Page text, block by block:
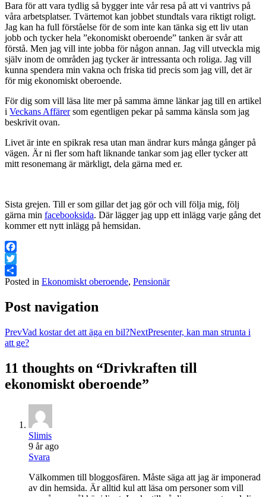
Bara för att vara tydlig så bygger inte vår resa på att vi vantrivs på
våra arbetsplatser. Tvärtemot kan jobbet stundtals vara riktigt roligt.
Jag kan ha full förståelse för de som inte kan tänka sig ett liv utan
jobb och tycker hela ”ekonomiskt oberoende” tanken är svår att
förstå. Men jag vill inte jobba för någon annan. Jag vill utveckla mig
själv inom de områden jag tycker är intressanta och roliga. Jag vill
kunna spendera min vakna och friska tid precis som jag vill, det är
för mig ekonomiskt oberoende.
För dig som vill läsa lite mer på samma ämne länkar jag till en artikel
i Veckans Affärersom egentligen pekar på samma känsla som jag
beskrivit ovan.
Livet är inte en spikrak resa utan man ändrar kurs många gånger på
vägen. Är ni fler som haft liknande tankar som jag eller tycker att
mitt resonemang är märkligt, dela gärna med er.
Sista grejen. Till er som gillar det jag gör och vill följa mig, följ
gärna min facebooksida. Där lägger jag upp ett inlägg varje gång det
kommer ett nytt inlägg på hemsidan.
Facebook
Twitter
Dela
Posted in Ekonomiskt oberoende, Pensionär
Post navigation
PrevVad kostar det att äga en bil?NextPresenter, kan man strunta i
att ge?
11 thoughts on “Drivkraften till
ekonomiskt oberoende”
Slimis
9 år ago
Svara
Välkommen till bloggosfären. Måste säga att jag är imponerad
av din hemsida. Är alltid kul att läsa om personer som vill